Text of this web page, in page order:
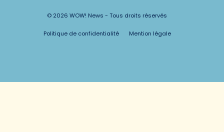
© 2026 WOW! News - Tous droits réservés
Politique de confidentialité Mention légale